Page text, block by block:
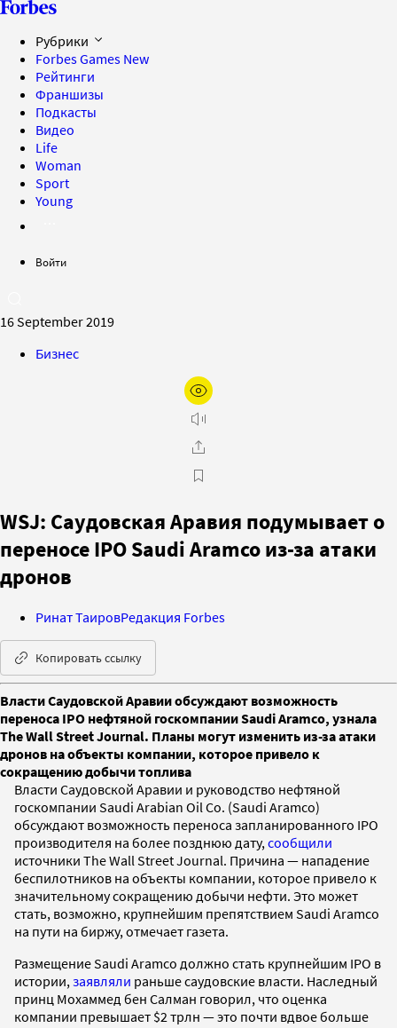
Рубрики
Forbes Games New
Рейтинги
Франшизы
Подкасты
Видео
Life
Woman
Sport
Young
Войти
16 September 2019
Бизнес
WSJ: Саудовская Аравия подумывает о
переносе IPO Saudi Aramco из-за атаки
дронов
Ринат ТаировРедакция Forbes
Копировать ссылку
Власти Саудовской Аравии обсуждают возможность
переноса IPO нефтяной госкомпании Saudi Aramco, узнала
The Wall Street Journal. Планы могут изменить из-за атаки
дронов на объекты компании, которое привело к
сокращению добычи топлива
Власти Саудовской Аравии и руководство нефтяной
госкомпании Saudi Arabian Oil Co. (Saudi Aramco)
обсуждают возможность переноса запланированного IPO
производителя на более позднюю дату, сообщили
источники The Wall Street Journal. Причина — нападение
беспилотников на объекты компании, которое привело к
значительному сокращению добычи нефти. Это может
стать, возможно, крупнейшим препятствием Saudi Aramco
на пути на биржу, отмечает газета.
Размещение Saudi Aramco должно стать крупнейшим IPO в
истории, заявляли раньше саудовские власти. Наследный
принц Мохаммед бен Салман говорил, что оценка
компании превышает $2 трлн — это почти вдвое больше